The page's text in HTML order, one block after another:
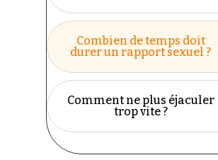
Combien de temps doit
durer un rapport sexuel ?
Comment ne plus éjaculer
trop vite ?